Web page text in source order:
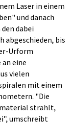
Laser in einem
und danach
dabei
abgeschieden, bis
Urform
eine
vielen
mit einem
"Die
strahlt,
umschreibt